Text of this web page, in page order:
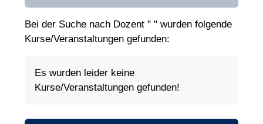
Bei der Suche nach Dozent " " wurden folgende
Kurse/Veranstaltungen gefunden:
Es wurden leider keine
Kurse/Veranstaltungen gefunden!